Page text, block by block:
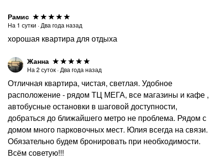
Рамис
На 1 сутки · Два года назад
хорошая квартира для отдыха
Жанна
На 2 суток · Два года назад
Отличная квартира, чистая, светлая. Удобное
расположение - рядом ТЦ МЕГА, все магазины и кафе ,
автобусные остановки в шаговой доступности,
добраться до ближайшего метро не проблема. Рядом с
домом много парковочных мест. Юлия всегда на связи.
Обязательно будем бронировать при необходимости.
Всём советую!!!